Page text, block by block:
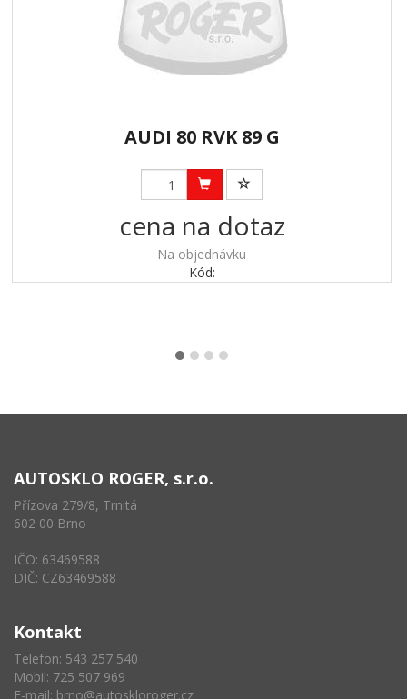
AUDI 80 RVK 89 G
cena na dotaz
Na objednávku
Kód:
AUTOSKLO ROGER, s.r.o.
Přízova 279/8, Trnitá
602 00 Brno
IČO: 63469588
DIČ: CZ63469588
Kontakt
Telefon: 543 257 540
Mobil: 725 507 969
E-mail: brno@autoskloroger.cz